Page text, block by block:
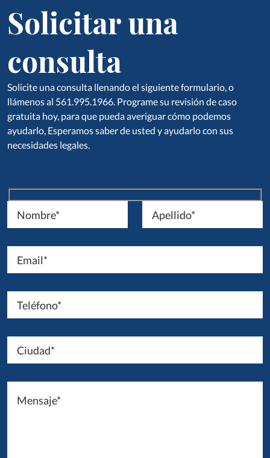
Solicitar una
consulta
Solicite una consulta llenando el siguiente formulario, o
llámenos al 561.995.1966. Programe su revisión de caso
gratuita hoy, para que pueda averiguar cómo podemos
ayudarlo, Esperamos saber de usted y ayudarlo con sus
necesidades legales.